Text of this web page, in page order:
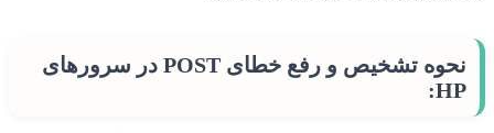
نحوه تشخیص و رفع خطای POST در سرورهای
HP: